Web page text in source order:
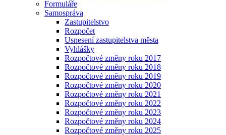
Formuláře
Samospráva
Zastupitelstvo
Rozpočet
Usnesení zastupitelstva města
Vyhlášky
Rozpočtové změny roku 2017
Rozpočtové změny roku 2018
Rozpočtové změny roku 2019
Rozpočtové změny roku 2020
Rozpočtové změny roku 2021
Rozpočtové změny roku 2022
Rozpočtové změny roku 2023
Rozpočtové změny roku 2024
Rozpočtové změny roku 2025